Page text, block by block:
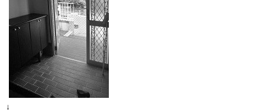
↓